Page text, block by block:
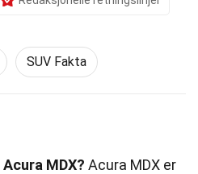
SUV Fakta
MDX? Acura MDX er